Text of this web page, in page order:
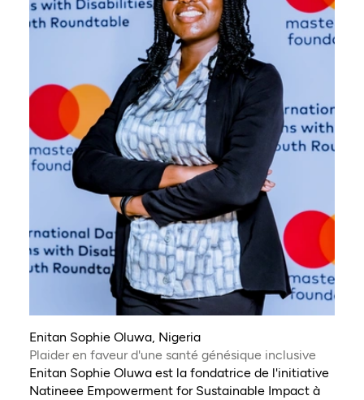
Enitan Sophie Oluwa, Nigeria
Plaider en faveur d'une santé génésique inclusive
Enitan Sophie Oluwa est la fondatrice de l'initiative
Natineee Empowerment for Sustainable Impact à